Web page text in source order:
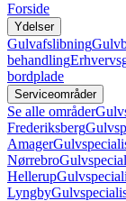
Forside
Ydelser
Gulvafslibning
behandling
bordplade
Serviceområder
Se alle områder
Frederiksberg
Amager
Nørrebro
Hellerup
Lyngby